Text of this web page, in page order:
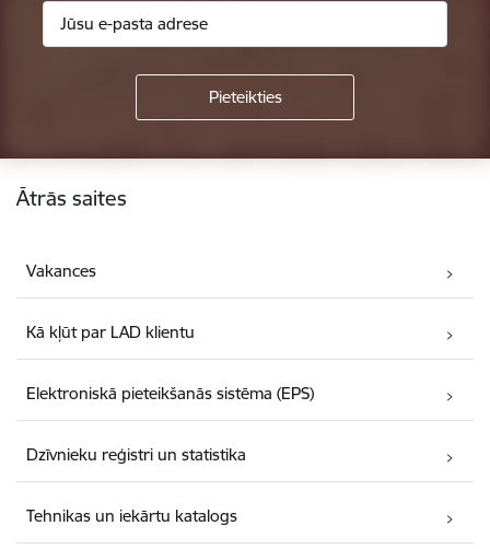
Kājene
Ātrās saites
Vakances
Kā kļūt par LAD klientu
Elektroniskā pieteikšanās sistēma (EPS)
Dzīvnieku reģistri un statistika
Tehnikas un iekārtu katalogs